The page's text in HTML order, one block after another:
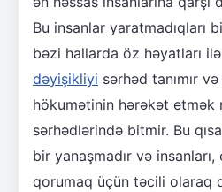
Bu insanlar yaratmadıqları
bəzi hallarda öz həyatları
dəyişikliyi sərhəd tanımır
hökumətinin hərəkət etmək
sərhədlərində bitmir. Bu
bir yanaşmadır və
qorumaq üçün təcili olaraq